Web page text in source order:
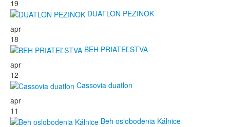
19
DUATLON PEZINOK
apr
18
BEH PRIATEĽSTVA
apr
12
Cassovia duatlon
apr
11
Beh oslobodenia Kálnice